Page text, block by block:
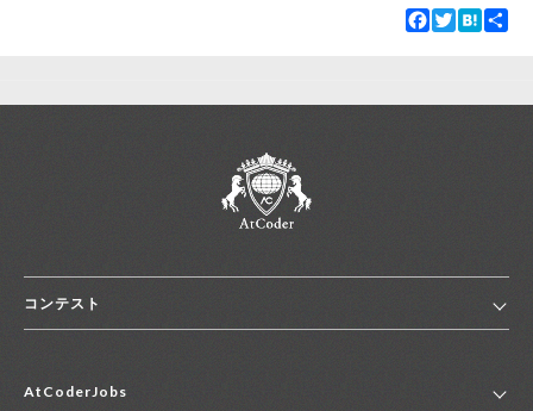
Facebook
TwitterHatena
コンテスト
コンテスト一覧
AtCoderJobs